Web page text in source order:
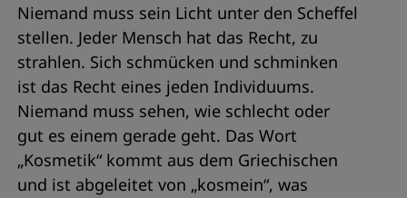
Niemand muss sein Licht unter den Scheffel
stellen. Jeder Mensch hat das Recht, zu
strahlen. Sich schmücken und schminken
ist das Recht eines jeden Individuums.
Niemand muss sehen, wie schlecht oder
gut es einem gerade geht. Das Wort
„Kosmetik“ kommt aus dem Griechischen
und ist abgeleitet von „kosmein“, was